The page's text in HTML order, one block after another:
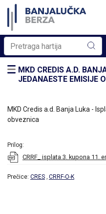
MKD CREDIS A.D.
JEDANAESTE EMISIJE
MKD Credis a.d. Banja Luka -
obveznica
Prilog:
CRRF_ isplata 3. kupona 11.
Prečice: CRES , CRRF-O-K